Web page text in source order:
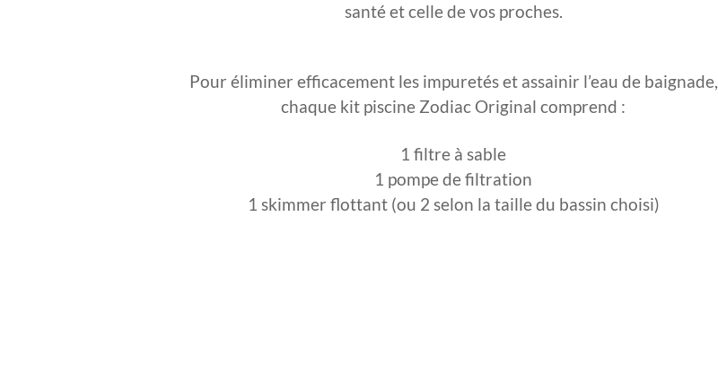
santé et celle de vos proches.
Pour éliminer efficacement les impuretés et assainir l’eau de baignade,
chaque kit piscine Zodiac Original comprend :
1 filtre à sable
1 pompe de filtration
1 skimmer flottant (ou 2 selon la taille du bassin choisi)